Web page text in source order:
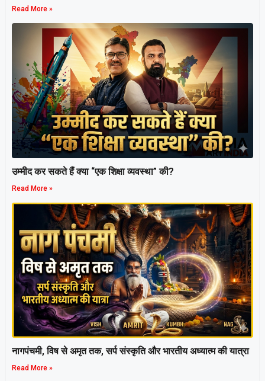
Read More »
उम्मीद कर सकते हैं क्या “एक शिक्षा व्यवस्था” की?
Read More »
नागपंचमी, ​विष से अमृत तक, सर्प संस्कृति और भारतीय अध्यात्म की यात्रा
Read More »